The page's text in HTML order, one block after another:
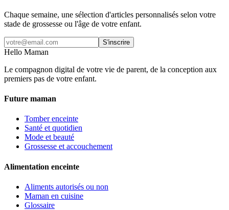
Chaque semaine, une sélection d'articles personnalisés selon votre
stade de grossesse ou l'âge de votre enfant.
S'inscrire
Hello Maman
Le compagnon digital de votre vie de parent, de la conception aux
premiers pas de votre enfant.
Future maman
Tomber enceinte
Santé et quotidien
Mode et beauté
Grossesse et accouchement
Alimentation enceinte
Aliments autorisés ou non
Maman en cuisine
Glossaire